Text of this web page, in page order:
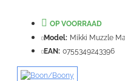
VERDER
OP VOORRAAD
Model: Mikki Muzzle
EAN: 0755349243396